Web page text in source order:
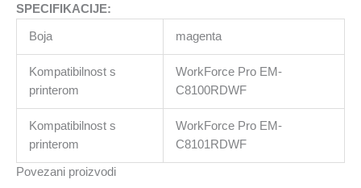
SPECIFIKACIJE:
Boja magenta
Kompatibilnost s
printerom
WorkForce Pro EM-
C8100RDWF
Kompatibilnost s
printerom
WorkForce Pro EM-
C8101RDWF
Povezani proizvodi